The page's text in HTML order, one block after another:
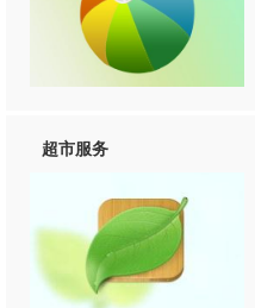
超市服务